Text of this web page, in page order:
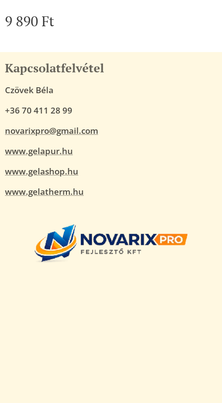
9 890 Ft
Kapcsolatfelvétel
Czövek Béla
+36 70 411 28 99
novarixpro@gmail.com
www.gelapur.hu
www.gelashop.hu
www.gelatherm.hu